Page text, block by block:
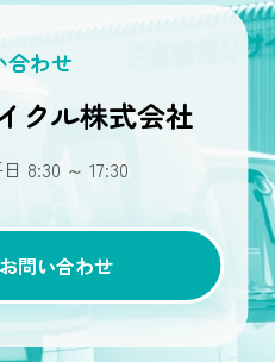
合わせ
クル株式会社
8:30 ～ 17:30
問い合わせ